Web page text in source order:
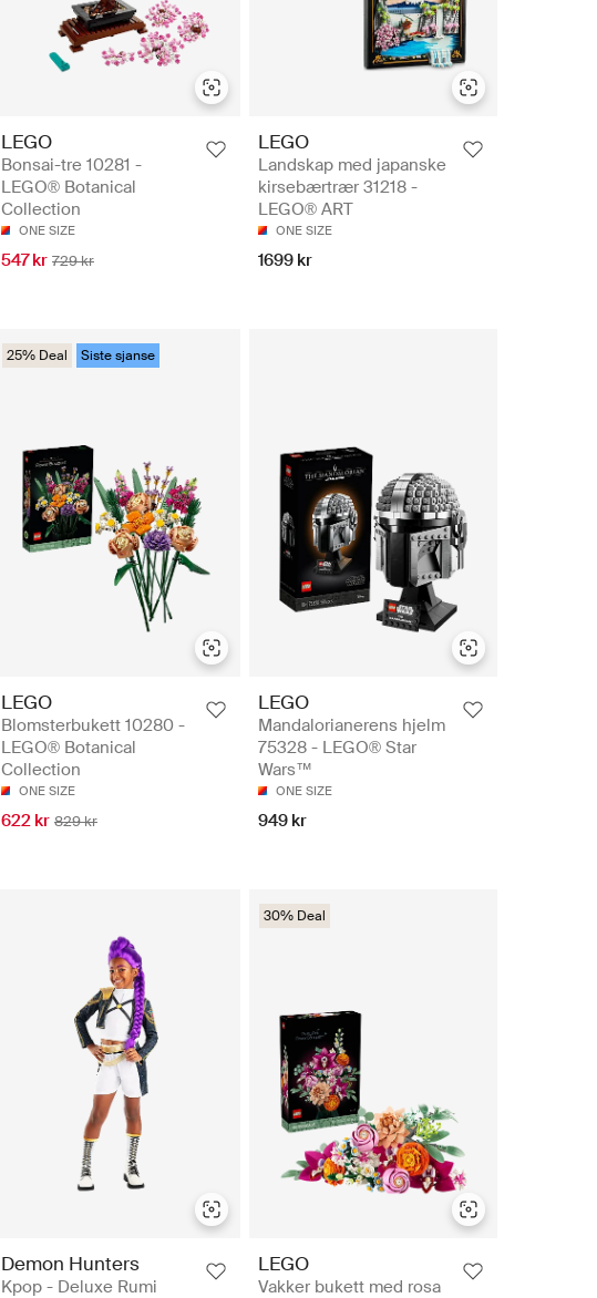
LEGO
Bonsai-tre 10281 -
LEGO® Botanical
Collection
ONE SIZE
547 kr 729 kr
LEGO
Landskap med japanske
kirsebærtrær 31218 -
LEGO® ART
ONE SIZE
1699 kr
25% Deal Siste sjanse
LEGO
Blomsterbukett 10280 -
LEGO® Botanical
Collection
ONE SIZE
622 kr 829 kr
LEGO
Mandalorianerens hjelm
75328 - LEGO® Star
Wars™
ONE SIZE
949 kr
Demon Hunters
Kpop - Deluxe Rumi
30% Deal
LEGO
Vakker bukett med rosa